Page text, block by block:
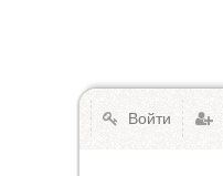
Войти